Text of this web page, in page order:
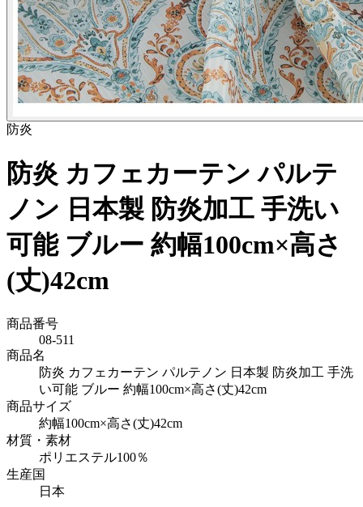
防炎
防炎 カフェカーテン パルテ
ノン 日本製 防炎加工 手洗い
可能 ブルー 約幅100cm×高さ
(丈)42cm
商品番号
08-511
商品名
防炎 カフェカーテン パルテノン 日本製 防炎加工 手洗
い可能 ブルー 約幅100cm×高さ(丈)42cm
商品サイズ
約幅100cm×高さ(丈)42cm
材質・素材
ポリエステル100％
生産国
日本